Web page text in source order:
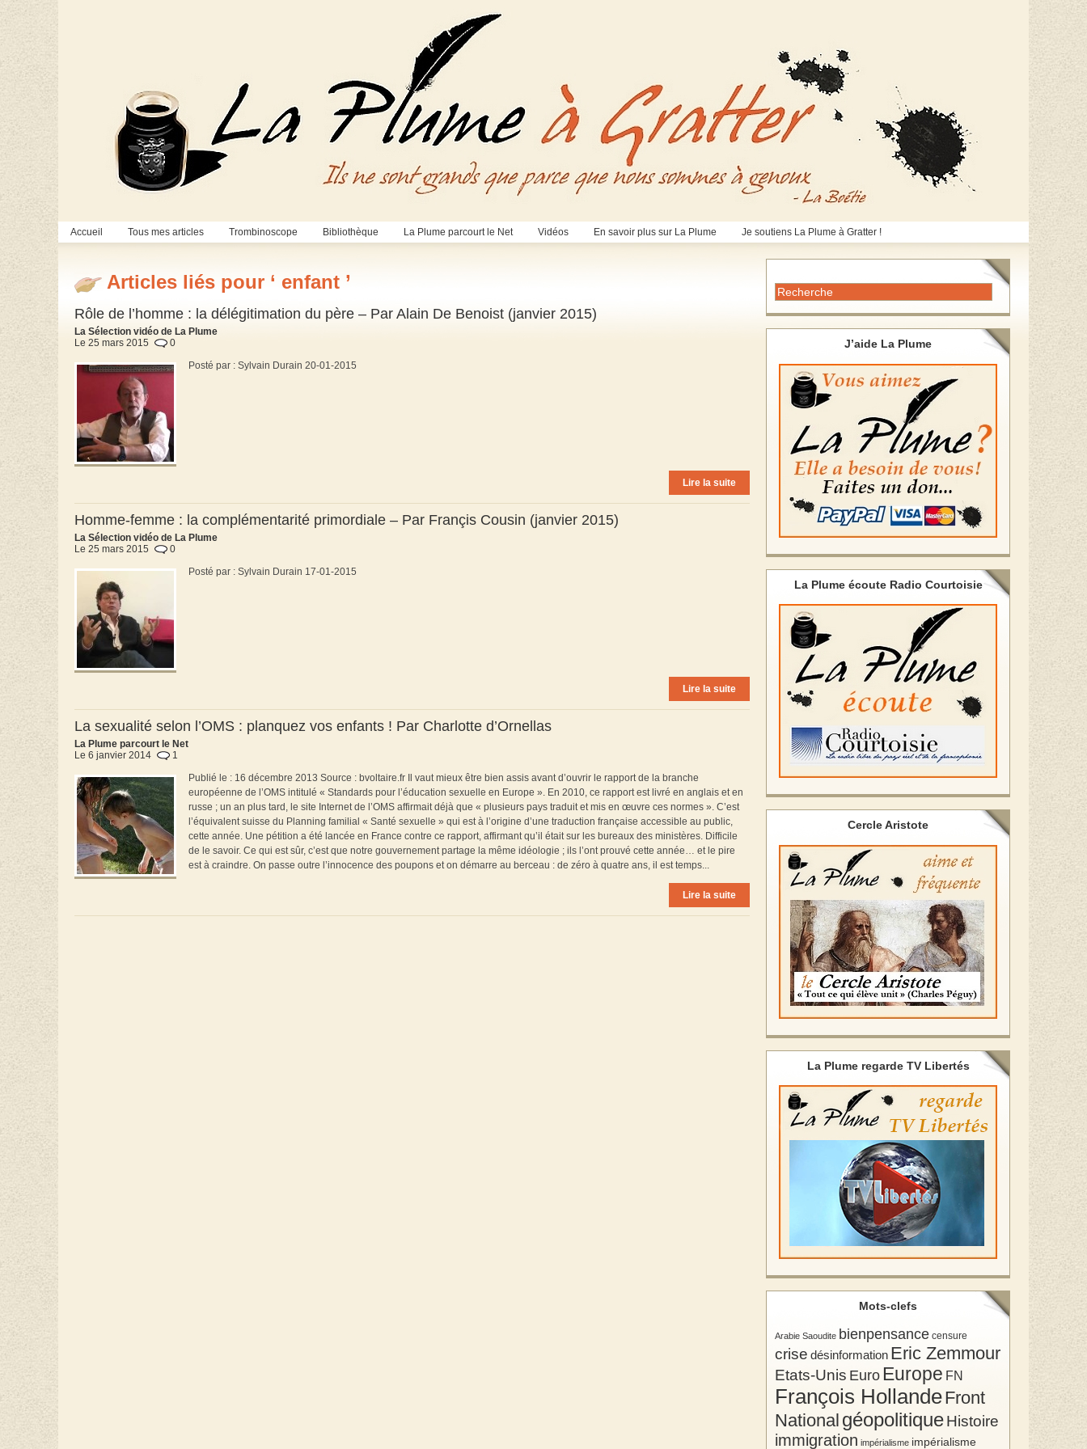
Accueil Tous mes articles Trombinoscope Bibliothèque La Plume parcourt le Net Vidéos En savoir plus sur La Plume Je soutiens La Plume à Gratter !
Articles liés pour ‘ enfant ’
Rôle de l’homme : la délégitimation du père – Par Alain De Benoist (janvier 2015)
La Sélection vidéo de La Plume
Le 25 mars 2015
0
Posté par : Sylvain Durain 20-01-2015
Lire la suite
Homme-femme : la complémentarité primordiale – Par Françis Cousin (janvier 2015)
La Sélection vidéo de La Plume
Le 25 mars 2015
0
Posté par : Sylvain Durain 17-01-2015
Lire la suite
La sexualité selon l’OMS : planquez vos enfants ! Par Charlotte d’Ornellas
La Plume parcourt le Net
Le 6 janvier 2014
1
Publié le : 16 décembre 2013 Source : bvoltaire.fr Il vaut mieux être bien assis avant d’ouvrir le rapport de la branche
européenne de l’OMS intitulé « Standards pour l’éducation sexuelle en Europe ». En 2010, ce rapport est livré en anglais et en
russe ; un an plus tard, le site Internet de l’OMS affirmait déjà que « plusieurs pays traduit et mis en œuvre ces normes ». C’est
l’équivalent suisse du Planning familial « Santé sexuelle » qui est à l’origine d’une traduction française accessible au public,
cette année. Une pétition a été lancée en France contre ce rapport, affirmant qu’il était sur les bureaux des ministères. Difficile
de le savoir. Ce qui est sûr, c’est que notre gouvernement partage la même idéologie ; ils l’ont prouvé cette année… et le pire
est à craindre. On passe outre l’innocence des poupons et on démarre au berceau : de zéro à quatre ans, il est temps...
Lire la suite
J’aide La Plume
La Plume écoute Radio Courtoisie
Cercle Aristote
La Plume regarde TV Libertés
Mots-clefs
Arabie Saoudite bienpensance censure
crise désinformation Eric Zemmour
Etats-Unis Euro Europe FN
François HollandeFront
National géopolitiqueHistoire
immigration impérialisme impérialisme